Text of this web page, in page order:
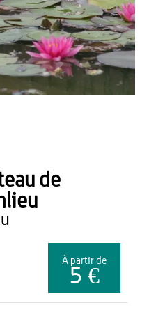
de
À partir de
5 €